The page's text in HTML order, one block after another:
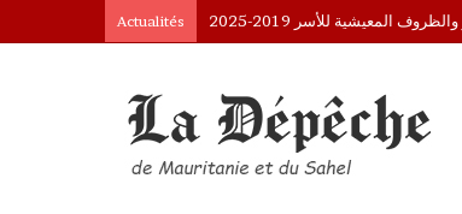
Actualités Interpellation de Mauritaniens au